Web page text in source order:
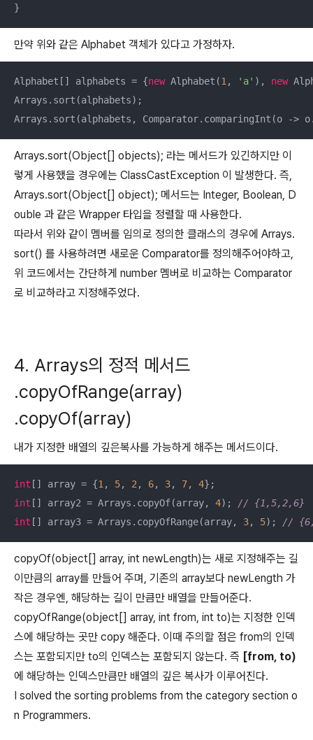
}
만약 위와 같은 Alphabet 객체가 있다고 가정하자.
Alphabet[] alphabets = {new Alphabet(1 , 'a' ), new
Arrays.sort(alphabets);
Arrays.sort(Object[] objects); 라는 메서드가 있긴하지만 이
렇게 사용했을 경우에는 ClassCastException 이 발생한다. 즉,
Arrays.sort(Object[] object); 메서드는 Integer, Boolean, D
ouble 과 같은 Wrapper 타입을 정렬할 때 사용한다.
따라서 위와 같이 멤버를 임의로 정의한 클래스의 경우에 Arrays.
sort() 를 사용하려면 새로운 Comparator를 정의해주어야하고,
위 코드에서는 간단하게 number 멤버로 비교하는 Comparator
로 비교하라고 지정해주었다.
4. Arrays의 정적 메서드
.copyOfRange(array)
.copyOf(array)
내가 지정한 배열의 깊은복사를 가능하게 해주는 메서드이다.
int [] array = {1 , 5, 2 , 6, 3, 7, 4
int [] array2 = Arrays.copyOf(array, 4); // {1,5,2,6}
int [] array3 = Arrays.copyOfRange(array, 3, 5); //
copyOf(object[] array, int newLength)는 새로 지정해주는 길
이만큼의 array를 만들어 주며, 기존의 array보다 newLength 가
작은 경우엔, 해당하는 길이 만큼만 배열을 만들어준다.
copyOfRange(object[] array, int from, int to)는 지정한 인덱
스에 해당하는 곳만 copy 해준다. 이때 주의할 점은 from의 인덱
스는 포함되지만 to의 인덱스는 포함되지 않는다. 즉 [from, to)
에 해당하는 인덱스만큼만 배열의 깊은 복사가 이루어진다.
I solved the sorting problems from the category section o
n Programmers.